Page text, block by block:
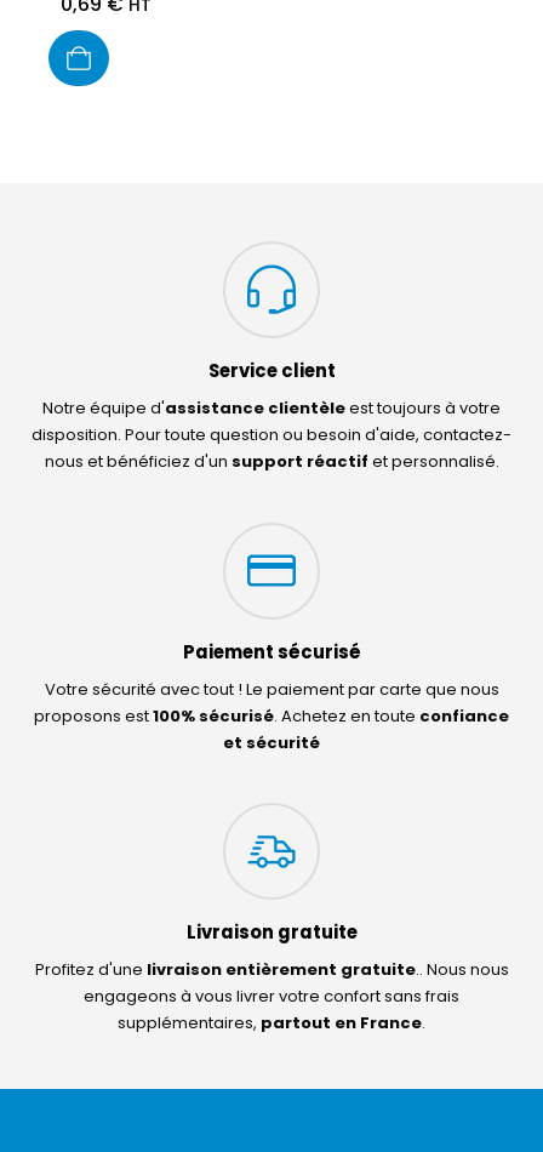
HT
Service client
Notre équipe d'assistance clientèleest toujours à votre
disposition. Pour toute question ou besoin d'aide, contactez-
nous et bénéficiez d'un support réactif et personnalisé.
Paiement sécurisé
Votre sécurité avec tout ! Le paiement par carte que nous
proposons est100% sécurisé. Achetez en toute confiance
et sécurité
Livraison gratuite
Profitez d'une livraison entièrement gratuite.. Nous nous
engageons à vous livrer votre confort sans frais
supplémentaires, partout en France.